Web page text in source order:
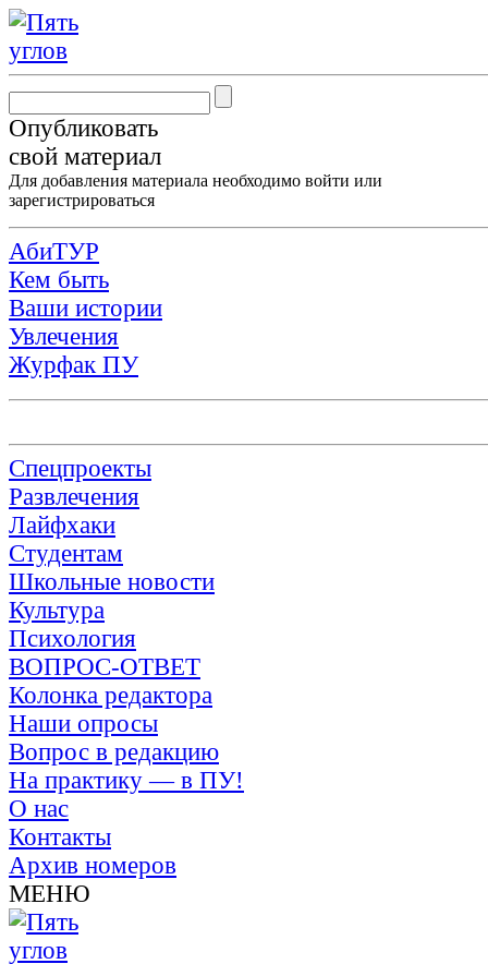
Опубликовать
свой материал
Для добавления материала необходимо войти или
зарегистрироваться
АбиТУР
Кем быть
Ваши истории
Увлечения
Журфак ПУ
Спецпроекты
Развлечения
Лайфхаки
Студентам
Школьные новости
Культура
Психология
ВОПРОС-ОТВЕТ
Колонка редактора
Наши опросы
Вопрос в редакцию
На практику — в ПУ!
О нас
Контакты
Архив номеров
МЕНЮ